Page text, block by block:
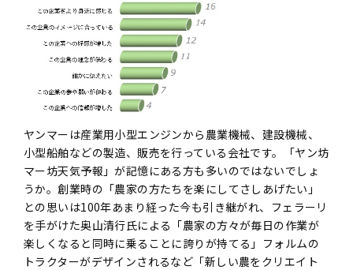
ヤンマーは産業用小型エンジンから農業機械、建設機械、
小型船舶などの製造、販売を行っている会社です。「ヤン坊
マー坊天気予報」が記憶にある方も多いのではないでしょ
うか。創業時の「農家の方たちを楽にしてさしあげたい」
との思いは100年あまり経った今も引き継がれ、フェラーリ
を手がけた奥山清行氏による「農家の方々が毎日の作業が
楽しくなると同時に乗ることに誇りが持てる」フォルムの
トラクターがデザインされるなど「新しい農をクリエイト